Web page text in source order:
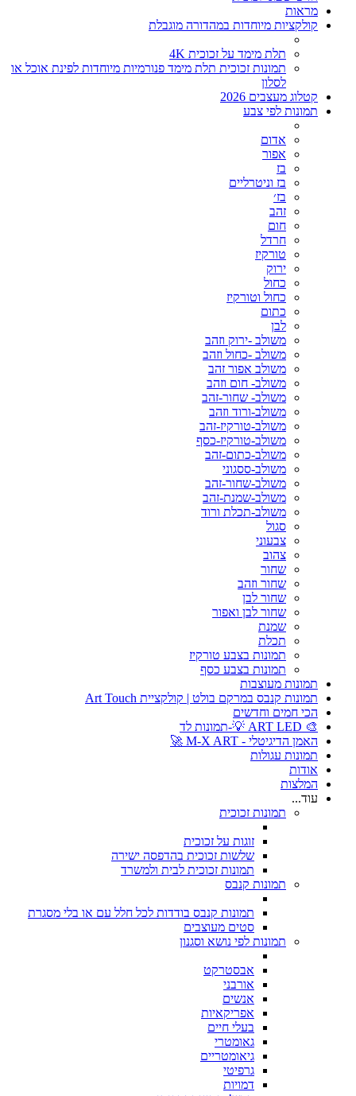
מראות
קולקציות מיוחדות במהדורה מוגבלת
תלת מימד על זכוכית 4K
תמונות זכוכית תלת מימד פנורמיות מיוחדות לפינת אוכל או
לסלון
קטלוג מעצבים 2026
תמונות לפי צבע
אדום
אפור
בז
בז וניטרליים
בז׳
זהב
חום
חרדל
טורקיז
ירוק
כחול
כחול וטורקיז
כתום
לבן
משולב -ירוק וזהב
משולב -כחול וזהב
משולב אפור זהב
משולב- חום וזהב
משולב- שחור-זהב
משולב-ורוד וזהב
משולב-טורקיז-זהב
משולב-טורקיז-כסף
משולב-כתום-זהב
משולב-ססגוני
משולב-שחור-זהב
משולב-שמנת-זהב
משולב-תכלת ורוד
סגול
צבעוני
צהוב
שחור
שחור וזהב
שחור לבן
שחור לבן ואפור
שמנת
תכלת
תמונות בצבע טורקיז
תמונות בצבע כסף
תמונות מעוצבות
תמונות קנבס במרקם בולט | קולקציית Art Touch
הכי חמים וחדשים
🎨 ART LED 💡-תמונות לד
האמן הדיגיטלי - M-X ART 🚀
תמונות עגולות
אודות
המלצות
עוד...
תמונות זכוכית
זוגות על זכוכית
שלשות זכוכית בהדפסה ישירה
תמונות זכוכית לבית ולמשרד
תמונות קנבס
תמונות קנבס בודדות לכל חלל עם או בלי מסגרת
סטים מעוצבים
תמונות לפי נושא וסגנון
אבסטרקט
אורבני
אנשים
אפריקאיות
בעלי חיים
גאומטרי
גיאומטריים
גרפיטי
דמויות